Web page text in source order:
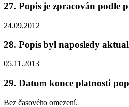
27. Popis je zpracován podle
24.09.2012
28. Popis byl naposledy
05.11.2013
29. Datum konce platnosti
Bez časového omezení.